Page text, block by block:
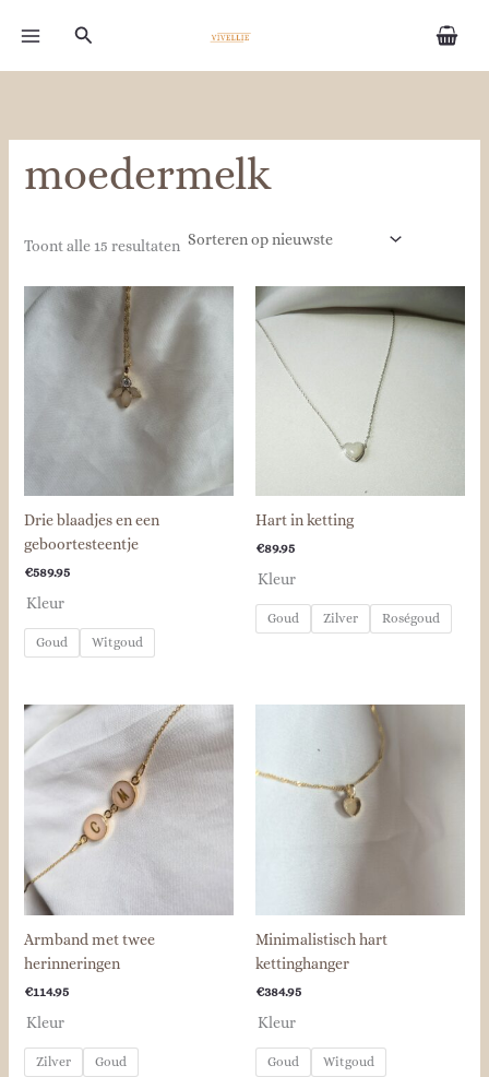
naar
Zoeken
moedermelk
Toont alle 15 resultaten
nieuwste
Drie blaadjes en een
geboortesteentje
€589.95
Kleur
Goud Witgoud
Hart in ketting
€89.95
Kleur
Goud Zilver Roségoud
Armband met twee
herinneringen
€114.95
Kleur
Zilver Goud
Minimalistisch hart
kettinghanger
€384.95
Kleur
Goud Witgoud